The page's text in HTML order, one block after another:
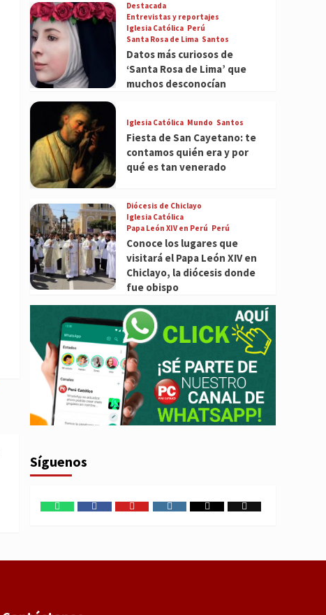
Destacada
Entrevistas y reportajes
Iglesia Católica Perú
Santa Rosa de Lima Santos
Datos más curiosos de
‘Santa Rosa de Lima’ que
muchos desconocían
Iglesia Católica Mundo Santos
Fiesta de San Cayetano: te
contamos quién era y por
qué es tan venerado
Diócesis de Chiclayo
Iglesia Católica
Papa León XIV en Perú Perú
Conoce los lugares que
visitará el Papa León XIV en
Chiclayo, la diócesis donde
fue obispo
Síguenos
WhatsAppFacebookYoutubeInstagram
X TikTok